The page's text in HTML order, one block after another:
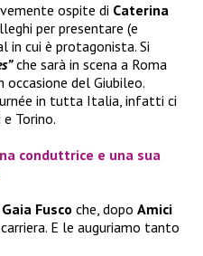
ospite di Caterina
per presentare (e
in cui è protagonista. Si
che sarà in scena a Roma
del Giubileo.
in tutta Italia, infatti ci
Torino.
conduttrice e una sua
Gaia Fusco che, dopo Amici
E le auguriamo tanto